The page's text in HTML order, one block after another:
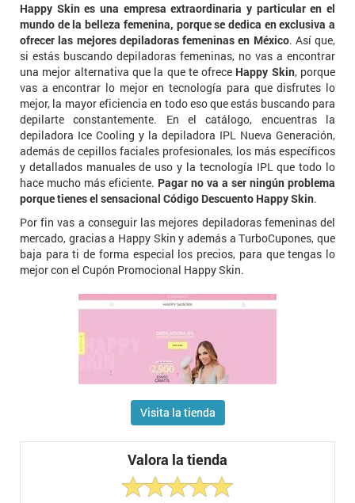
Happy Skin es una empresa extraordinaria y particular en el
mundo de la belleza femenina, porque se dedica en exclusiva a
ofrecer las mejores depiladoras femeninas en México. Así que,
si estás buscando depiladoras femeninas, no vas a encontrar
una mejor alternativa que la que te ofrece Happy Skin, porque
vas a encontrar lo mejor en tecnología para que disfrutes lo
mejor, la mayor eficiencia en todo eso que estás buscando para
depilarte constantemente. En el catálogo, encuentras la
depiladora Ice Cooling y la depiladora IPL Nueva Generación,
además de cepillos faciales profesionales, los más específicos
y detallados manuales de uso y la tecnología IPL que todo lo
hace mucho más eficiente. Pagar no va a ser ningún problema
porque tienes el sensacional Código Descuento Happy Skin.
Por fin vas a conseguir las mejores depiladoras femeninas del
mercado, gracias a Happy Skin y además a TurboCupones, que
baja para ti de forma especial los precios, para que tengas lo
mejor con el Cupón Promocional Happy Skin.
Visita la tienda
Valora la tienda